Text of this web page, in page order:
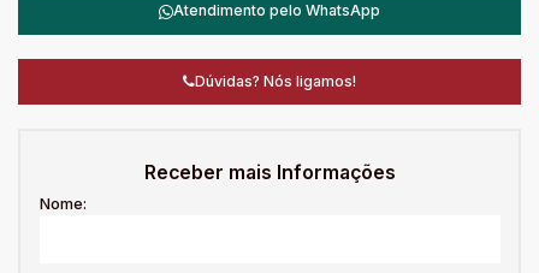
Atendimento pelo WhatsApp
Dúvidas? Nós ligamos!
Receber mais Informações
Nome: